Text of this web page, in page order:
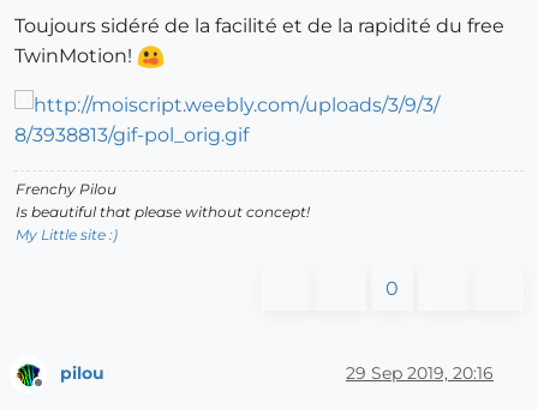
Toujours sidéré de la facilité et de la rapidité du free
TwinMotion!
Frenchy Pilou
Is beautiful that please without concept!
My Little site :)
0
pilou 29 Sep 2019, 20:16